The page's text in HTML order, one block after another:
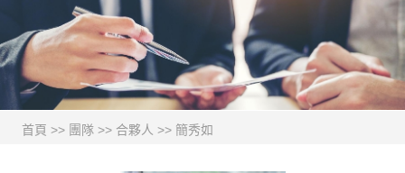
首頁 >> 團隊 >> 合夥人 >> 簡秀如